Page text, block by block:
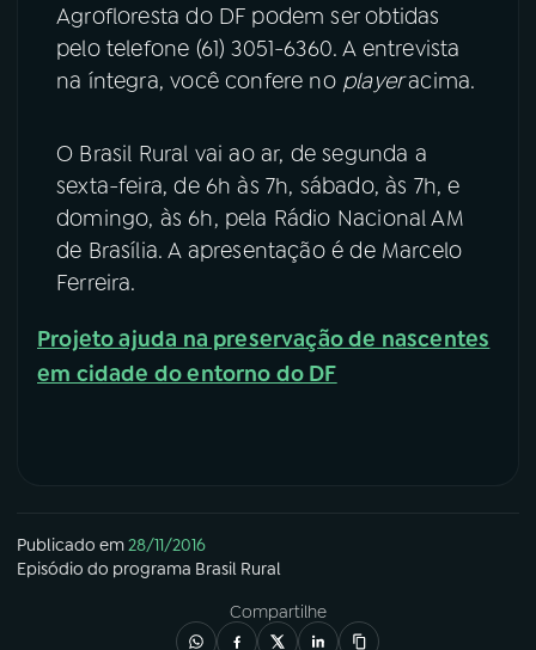
Agrofloresta do DF podem ser obtidas
pelo telefone (61) 3051-6360. A entrevista
na íntegra, você confere no playeracima.
O Brasil Rural vai ao ar, de segunda a
sexta-feira, de 6h às 7h, sábado, às 7h, e
domingo, às 6h, pela Rádio Nacional AM
de Brasília. A apresentação é de Marcelo
Ferreira.
Projeto ajuda na preservação de nascentes
em cidade do entorno do DF
Publicado em28/11/2016
Episódio do programa Brasil Rural
Compartilhe